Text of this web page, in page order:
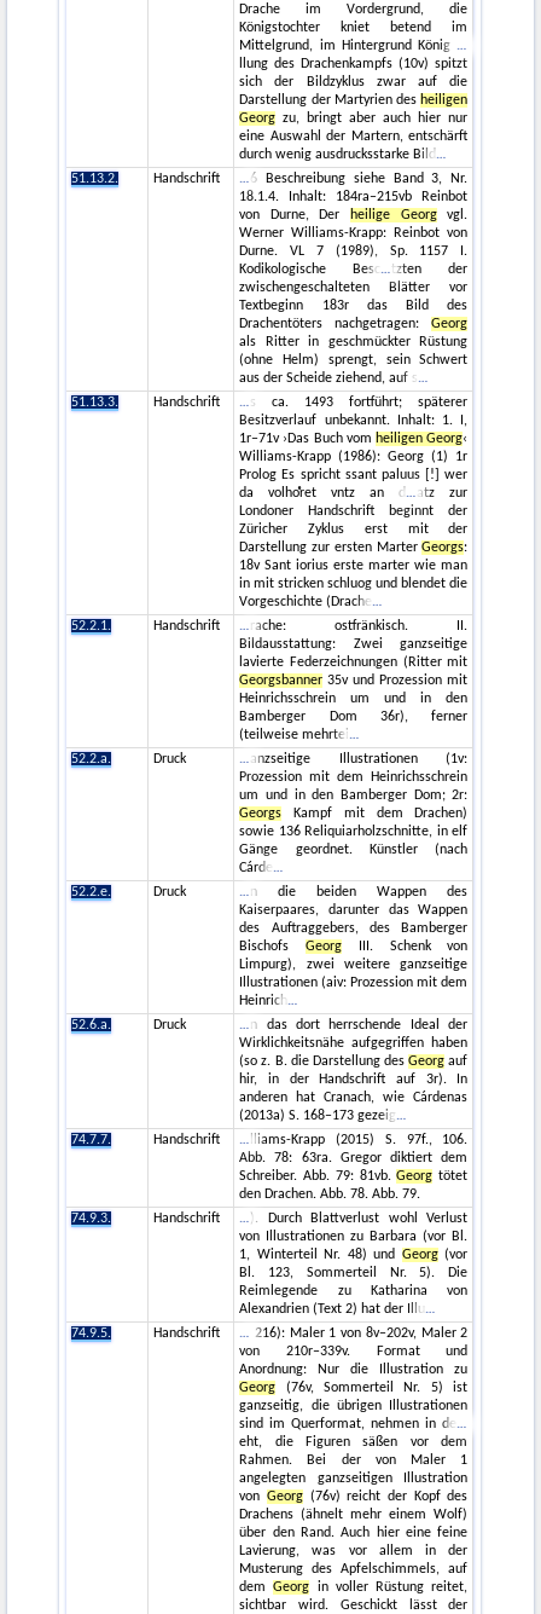
Drache im Vordergrund, die
Königstochter kniet betend im
Mittelgrund, im Hintergrund König
llung des Drachenkampfs (10v) spitzt
sich der Bildzyklus zwar auf die
Darstellung der Martyrien des heiligen
Georg zu, bringt aber auch hier nur
eine Auswahl der Martern, entschärft
durch wenig ausdrucksstarke Bild
51.13.2.
Handschrift
6 Beschreibung siehe Band 3, Nr.
18.1.4. Inhalt: 184ra–215vb Reinbot
von Durne, Der
heilige Georgvgl.
Werner Williams-Krapp: Reinbot von
Durne. VL 7 (1989), Sp. 1157 I.
Kodikologische Besc
tzten der
zwischengeschalteten Blätter vor
Textbeginn 183r das Bild des
Drachentöters nachgetragen:Georg
als Ritter in geschmückter Rüstung
(ohne Helm) sprengt, sein Schwert
aus der Scheide ziehend, auf s
51.13.3.
Handschrift
s ca. 1493 fortführt; späterer
Besitzverlauf unbekannt. Inhalt: 1. I,
1r–71v ›Das Buch vom heiligen Georg‹
Williams-Krapp (1986): Georg (1) 1r
Prolog Es spricht ssant paluus [!] wer
da volhoͤret vntz an d
atz zur
Londoner Handschrift beginnt der
Züricher Zyklus erst mit der
Darstellung zur ersten MarterGeorgs:
18v Sant iorius erste marter wie man
in mit stricken schluog und blendet die
Vorgeschichte (Drache
52.2.1.
Handschrift
rache: ostfränkisch. II.
Bildausstattung: Zwei ganzseitige
lavierte Federzeichnungen (Ritter mit
Georgsbanner 35v und Prozession mit
Heinrichsschrein um und in den
Bamberger Dom 36r), ferner
(teilweise mehrtei
52.2.a.
Druck
anzseitige Illustrationen (1v:
Prozession mit dem Heinrichsschrein
um und in den Bamberger Dom; 2r:
Georgs Kampf mit dem Drachen)
sowie 136 Reliquiarholzschnitte, in elf
Gänge geordnet. Künstler (nach
Cárde
52.2.e.
Druck
n die beiden Wappen des
Kaiserpaares, darunter das Wappen
des Auftraggebers, des Bamberger
BischofsGeorg III. Schenk von
Limpurg), zwei weitere ganzseitige
Illustrationen (aiv: Prozession mit dem
Heinrich
52.6.a.
Druck
n das dort herrschende Ideal der
Wirklichkeitsnähe aufgegriffen haben
(so z. B. die Darstellung desGeorg auf
hir, in der Handschrift auf 3r). In
anderen hat Cranach, wie Cárdenas
(2013a) S. 168–173 gezeig
74.7.7.
Handschrift
lliams-Krapp (2015) S. 97f., 106.
Abb. 78: 63ra. Gregor diktiert dem
Schreiber. Abb. 79: 81vb.Georg tötet
den Drachen. Abb. 78. Abb. 79.
74.9.3.
Handschrift
). Durch Blattverlust wohl Verlust
von Illustrationen zu Barbara (vor Bl.
1, Winterteil Nr. 48) und Georg(vor
Bl. 123, Sommerteil Nr. 5). Die
Reimlegende zu Katharina von
Alexandrien (Text 2) hat der Illu
74.9.5.
Handschrift
216): Maler 1 von 8v–202v, Maler 2
von 210r–339v. Format und
Anordnung: Nur die Illustration zu
Georg (76v, Sommerteil Nr. 5) ist
ganzseitig, die übrigen Illustrationen
sind im Querformat, nehmen in de
eht, die Figuren säßen vor dem
Rahmen. Bei der von Maler 1
angelegten ganzseitigen Illustration
von Georg(76v) reicht der Kopf des
Drachens (ähnelt mehr einem Wolf)
über den Rand. Auch hier eine feine
Lavierung, was vor allem in der
Musterung des Apfelschimmels, auf
demGeorg in voller Rüstung reitet,
sichtbar wird. Geschickt lässt der